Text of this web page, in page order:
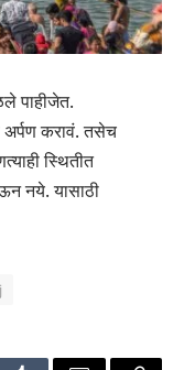
पाहीजेत.
अर्पण करावं. तसेच
स्थितीत
नये. यासाठी